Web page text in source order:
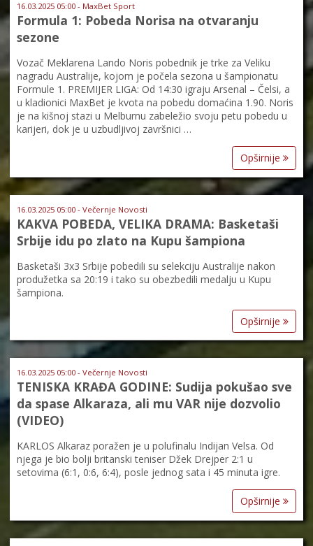
16.03.2025 05:00 - MaxBet Sport
Formula 1: Pobeda Norisa na otvaranju
sezone
Vozač Meklarena Lando Noris pobednik je trke za Veliku
nagradu Australije, kojom je počela sezona u šampionatu
Formule 1. PREMIJER LIGA: Od 14:30 igraju Arsenal – Čelsi, a
u kladionici MaxBet je kvota na pobedu domaćina 1.90. Noris
je na kišnoj stazi u Melburnu zabeležio svoju petu pobedu u
karijeri, dok je u uzbudljivoj završnici …
Opširnije
16.03.2025 05:00 - Večernje Novosti
KAKVA POBEDA, VELIKA DRAMA: Basketaši
Srbije idu po zlato na Kupu šampiona
Basketaši 3x3 Srbije pobedili su selekciju Australije nakon
produžetka sa 20:19 i tako su obezbedili medalju u Kupu
šampiona.
Opširnije
16.03.2025 05:00 - Večernje Novosti
TENISKA KRAĐA GODINE: Sudija pokušao sve
da spase Alkaraza, ali mu VAR nije dozvolio
(VIDEO)
KARLOS Alkaraz poražen je u polufinalu Indijan Velsa. Od
njega je bio bolji britanski teniser Džek Drejper 2:1 u
setovima (6:1, 0:6, 6:4), posle jednog sata i 45 minuta igre.
Opširnije